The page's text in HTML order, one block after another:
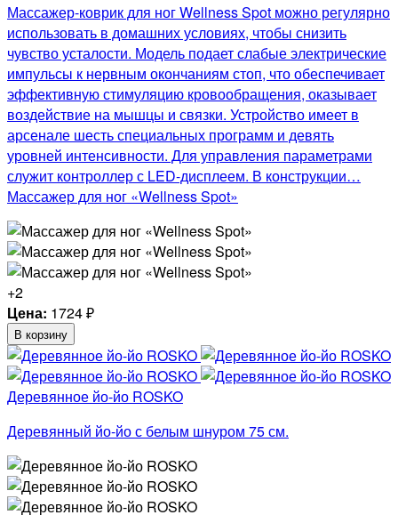
Массажер-коврик для ног Wellness Spot можно регулярно
использовать в домашних условиях, чтобы снизить
чувство усталости. Модель подает слабые электрические
импульсы к нервным окончаниям стоп, что обеспечивает
эффективную стимуляцию кровообращения, оказывает
воздействие на мышцы и связки. Устройство имеет в
арсенале шесть специальных программ и девять
уровней интенсивности. Для управления параметрами
служит контроллер с LED-дисплеем. В конструкции…
Массажер для ног «Wellness Spot»
+2
Цена: 1724₽
В корзину
Деревянное йо-йо ROSKO
Деревянный йо-йо с белым шнуром 75 см.